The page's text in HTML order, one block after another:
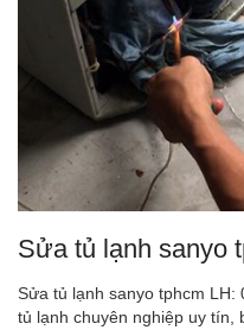
Sửa tủ lạnh sanyo
Sửa tủ lạnh sanyo tphcm
tủ lạnh chuyên nghiệp uy tín,